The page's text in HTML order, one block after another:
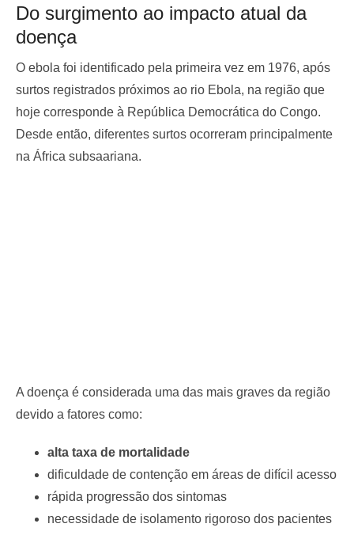
Do surgimento ao impacto atual da
doença
O ebola foi identificado pela primeira vez em 1976, após
surtos registrados próximos ao rio Ebola, na região que
hoje corresponde à República Democrática do Congo.
Desde então, diferentes surtos ocorreram principalmente
na África subsaariana.
A doença é considerada uma das mais graves da região
devido a fatores como:
alta taxa de mortalidade
dificuldade de contenção em áreas de difícil acesso
rápida progressão dos sintomas
necessidade de isolamento rigoroso dos pacientes